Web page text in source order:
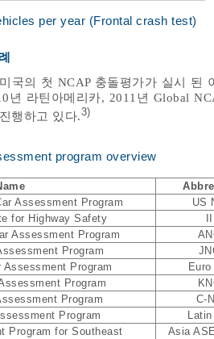
per year (Frontal crash test)
국의 첫 NCAP 충돌평가가 실시 된
년 라틴아메리카, 2011년 Global
행하고 있다.3)
program overview
Assessment Program
US
for Highway Safety
Assessment Program
Program
Assessment Program
Program
Program
C-
Program
Program for Southeast
Asia